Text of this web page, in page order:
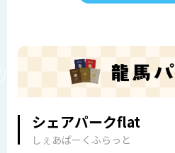
シェアパークflat
しぇあぱーくふらっと